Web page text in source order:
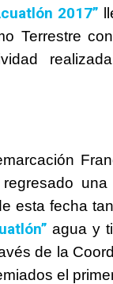
2017”
Terrestre
esta fecha
agua y
de la
el